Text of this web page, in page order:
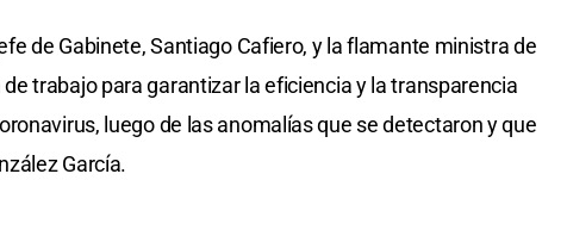
de Gabinete, Santiago Cafiero, y la flamante ministra de
trabajo para garantizar la eficiencia y la transparencia
luego de las anomalías que se detectaron y que
García.